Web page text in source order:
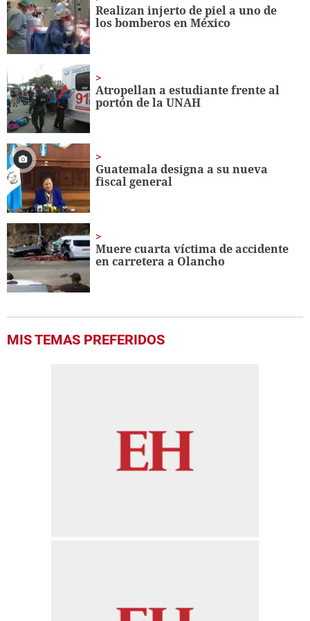
seconds
Realizan injerto de piel a uno de
los bomberos en México
Atropellan a estudiante frente al
portón de la UNAH
Guatemala designa a su nueva
fiscal general
Muere cuarta víctima de accidente
en carretera a Olancho
MIS TEMAS PREFERIDOS